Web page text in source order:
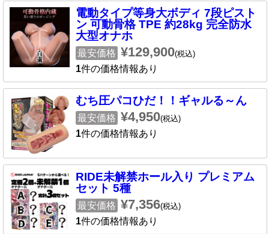
電動タイプ等身大ボディ 7段ピスト
ン 可動骨格 TPE 約28kg 完全防水
大型オナホ
最安価格 ¥129,900(税込)
1件の価格情報あり
むち圧パコひだ！！ギャルる～ん
最安価格 ¥4,950(税込)
1件の価格情報あり
RIDE未解禁ホール入り プレミアム
セット 5種
最安価格 ¥7,356(税込)
1件の価格情報あり